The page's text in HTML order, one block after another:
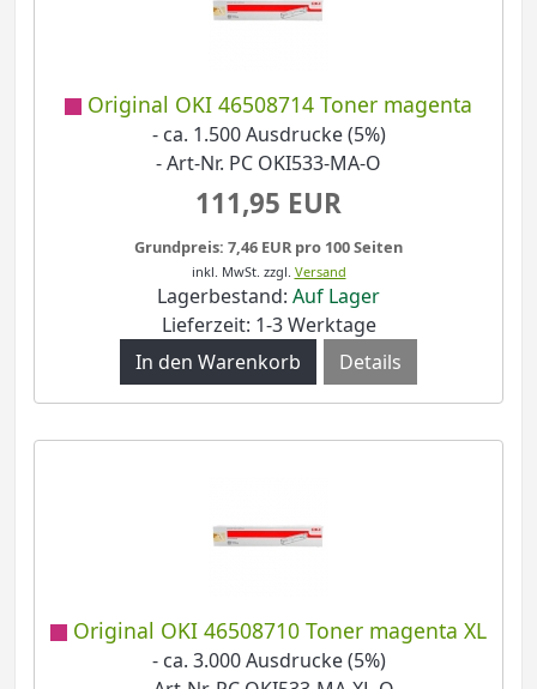
Original OKI 46508714 Toner magenta
- ca. 1.500 Ausdrucke (5%)
- Art-Nr. PC OKI533-MA-O
111,95 EUR
Grundpreis: 7,46 EUR pro 100 Seiten
inkl. MwSt. zzgl. Versand
Lagerbestand: Auf Lager
Lieferzeit: 1-3 Werktage
Details
Original OKI 46508710 Toner magenta XL
- ca. 3.000 Ausdrucke (5%)